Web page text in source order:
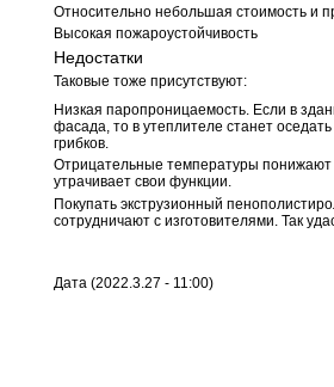
Относительно небольшая стоимость и
Высокая пожароустойчивость
Недостатки
Таковые тоже присутствуют:
Низкая паропроницаемость. Если в
фасада, то в утеплителе станет
грибков.
Отрицательные температуры понижают
утрачивает свои функции.
Покупать экструзионный
сотрудничают с изготовителями. Так
Дата (2022.3.27 - 11:00)